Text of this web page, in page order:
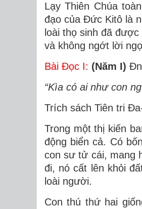
Lạy Thiên Chúa
đạo của Ðức Kitô là
loài thọ sinh đã
và không ngớt lời
Bài Ðọc I: (Năm I)
“Kìa có ai như con
Trích sách Tiên tri
Trong một thị kiến
động biển cả. Có
con sư tử cái, mang
đi, nó cất lên khỏi
loài người.
Con thú thứ hai